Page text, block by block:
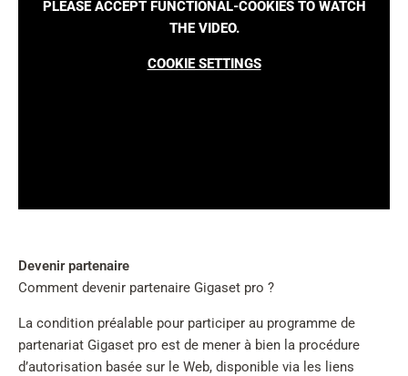
PLEASE ACCEPT FUNCTIONAL-COOKIES TO WATCH
THE VIDEO.
COOKIE SETTINGS
Devenir partenaire
Comment devenir partenaire Gigaset pro ?
La condition préalable pour participer au programme de
partenariat Gigaset pro est de mener à bien la procédure
d’autorisation basée sur le Web, disponible via les liens